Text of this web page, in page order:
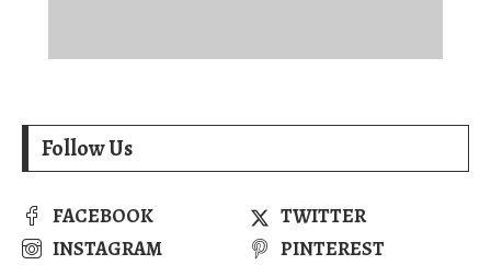
Follow Us
FACEBOOK
TWITTER
INSTAGRAM
PINTEREST